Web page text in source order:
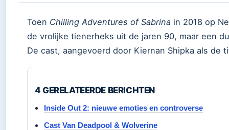
Toen Chilling Adventures of Sabrina in 2018 op
de vrolijke tienerheks uit de jaren 90, maar een
De cast, aangevoerd door Kiernan Shipka als
4 GERELATEERDE BERICHTEN
Inside Out 2: nieuwe emoties en controverse
Cast Van Deadpool & Wolverine